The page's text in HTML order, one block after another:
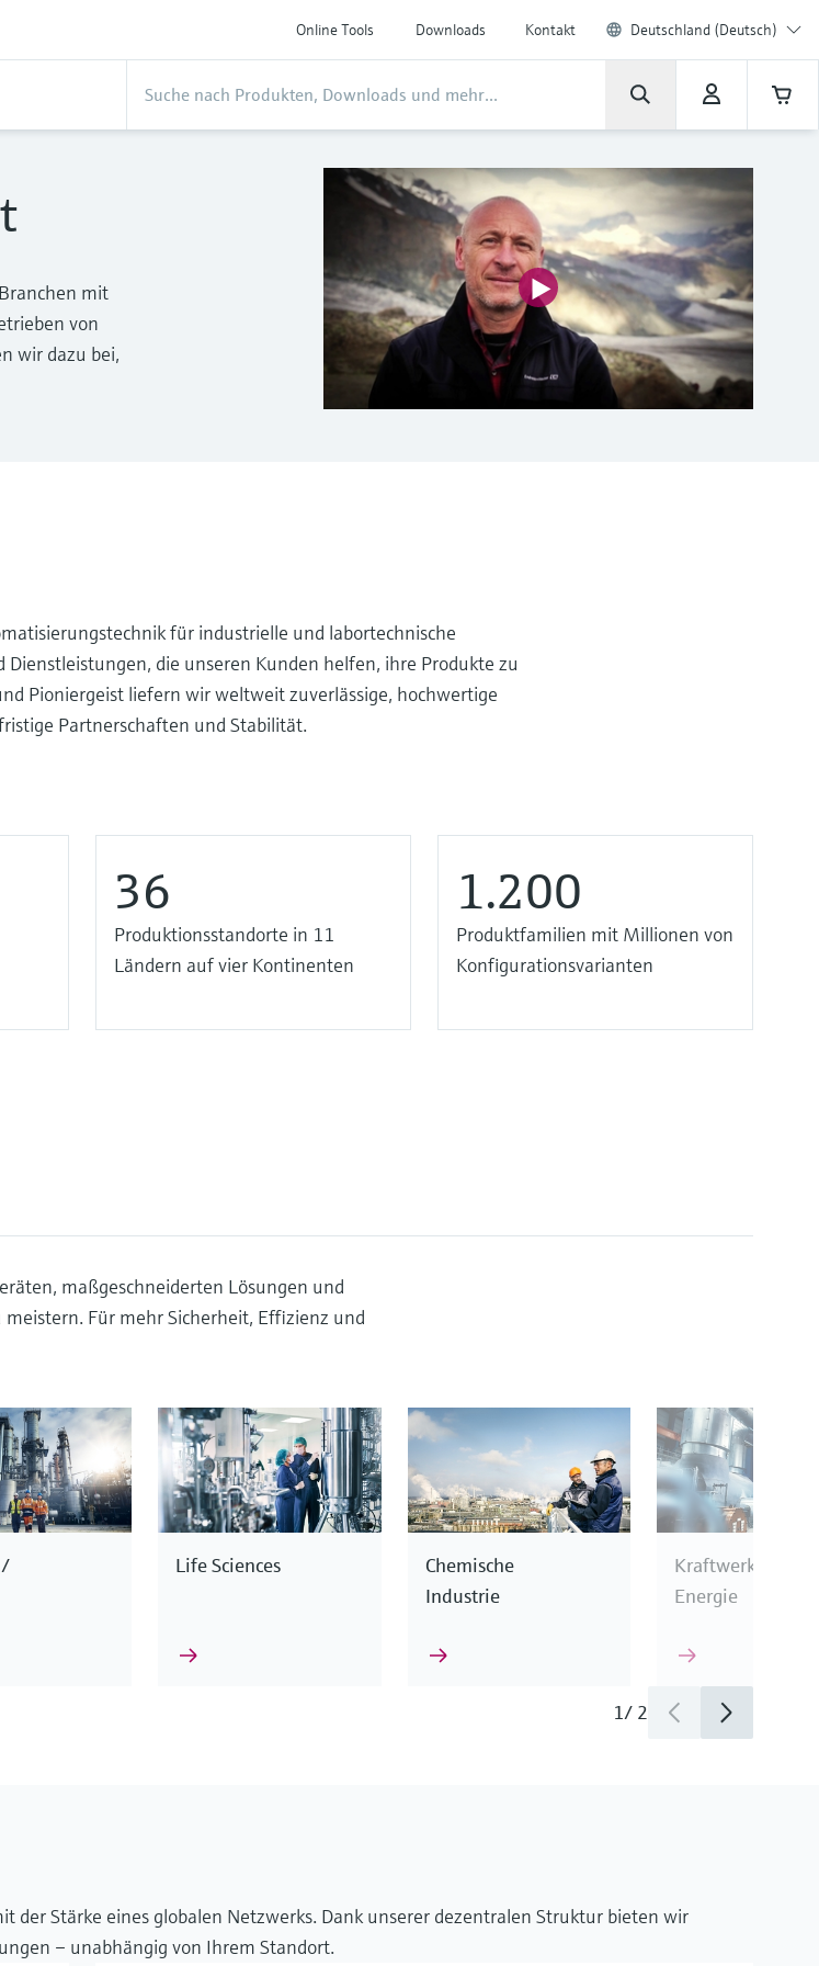
Online Tools Downloads Kontakt Deutschland (Deutsch)
mit
von
wir dazu bei,
für industrielle und labortechnische
die unseren Kunden helfen, ihre Produkte zu
Pioniergeist liefern wir weltweit zuverlässige, hochwertige
Partnerschaften und Stabilität.
36
Produktionsstandorte in 11
Ländern auf vier Kontinenten
1.200
Produktfamilien mit Millionen von
Konfigurationsvarianten
maßgeschneiderten Lösungen und
Für mehr Sicherheit, Effizienz und
/
Life Sciences
Chemische
Industrie
Kraftwerke &
Energie
1/ 2
der Stärke eines globalen Netzwerks. Dank unserer dezentralen Struktur bieten wir
– unabhängig von Ihrem Standort.